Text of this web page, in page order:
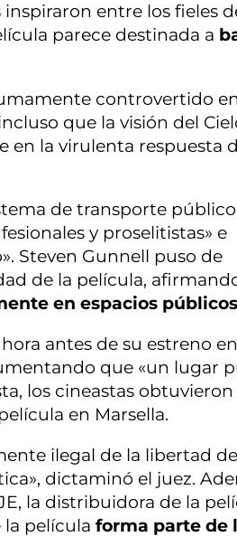
inspiraron entre los fieles
parece destinada a
controvertido
que la visión del
en la virulenta respuesta
de transporte
y proselitistas» e
Steven Gunnell puso de
de la película,
en espacios públicos
antes de su estreno
que «un lugar
los cineastas
en Marsella.
ilegal de la libertad de
dictaminó el juez.
la distribuidora de la
película forma parte de